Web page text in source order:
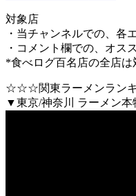
対象店
・当チャンネルでの、各
・コメント欄での、オス
*食べログ百名店の全店
☆☆☆関東ラーメンラン
▼東京/神奈川 ラーメン本